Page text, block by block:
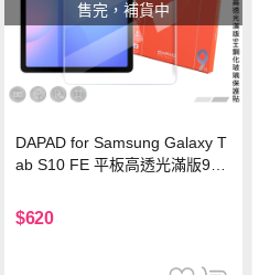
售完，補貨中
DAPAD for Samsung Galaxy T
ab S10 FE 平板高透光滿版9H
$620